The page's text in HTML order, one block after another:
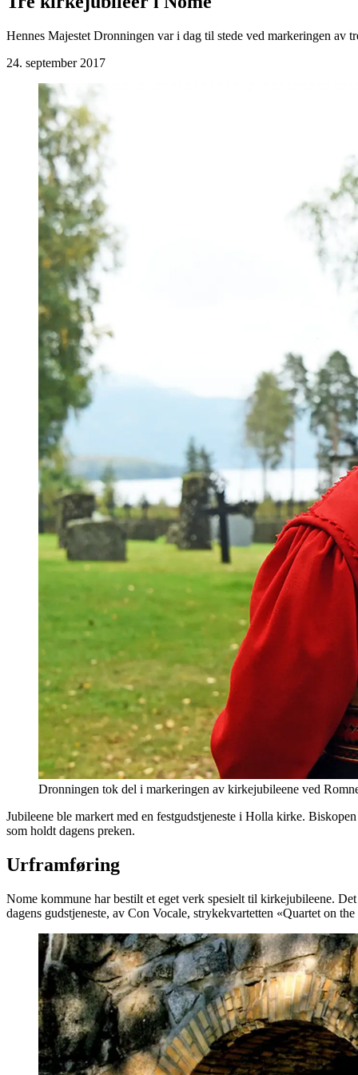
Hennes Majestet Dronningen var i dag til stede ved markeringen
24. september 2017
Dronningen tok del i markeringen av kirkejubileene ved
Jubileene ble markert med en festgudstjeneste i Holla kirke.
som holdt dagens preken.
Urframføring
Nome kommune har bestilt et eget verk spesielt til kirkejubileene.
dagens gudstjeneste, av Con Vocale, strykekvartetten «Quartet on